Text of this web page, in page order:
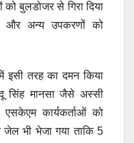
बुलडोजर से गिरा दिया
और अन्य उपकरणों को
इसी तरह का दमन किया
सिंह मानसा जैसे अस्सी
कार्यकर्ताओं को
जेल भी भेजा गया ताकि 5